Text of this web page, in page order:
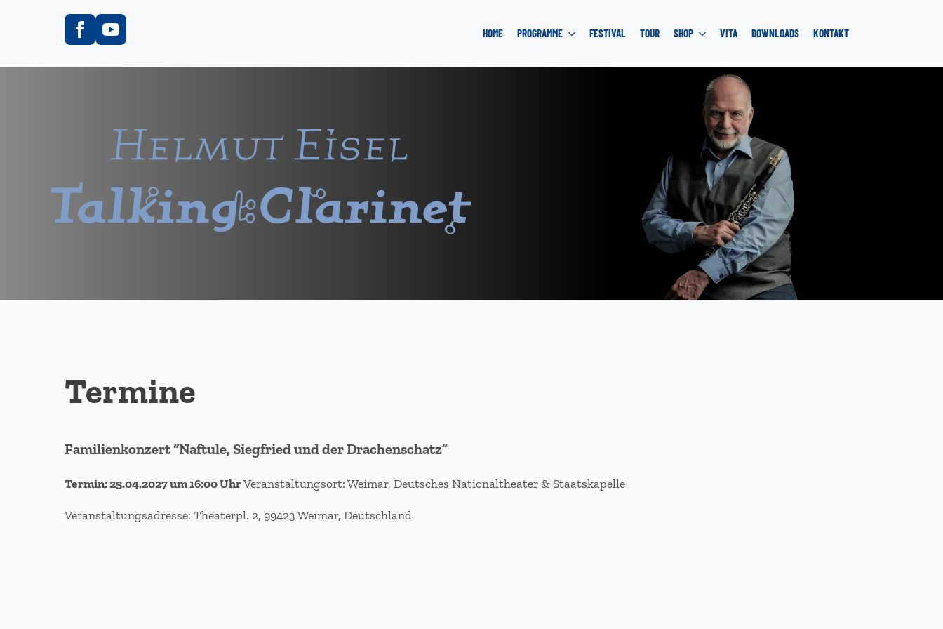
HOME PROGRAMME FESTIVAL TOUR SHOP VITA DOWNLOADS KONTAKT
Termine
Familienkonzert “Naftule, Siegfried und der Drachenschatz”
Termin: 25.04.2027 um 16:00 UhrVeranstaltungsort: Weimar, Deutsches Nationaltheater & Staatskapelle
Veranstaltungsadresse: Theaterpl. 2, 99423 Weimar, Deutschland